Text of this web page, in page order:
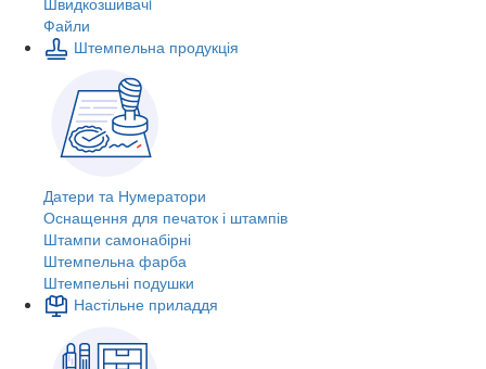
Файли
Штемпельна продукція
Датери та Нумератори
Оснащення для печаток і штампів
Штампи самонабірні
Штемпельна фарба
Штемпельні подушки
Настільне приладдя